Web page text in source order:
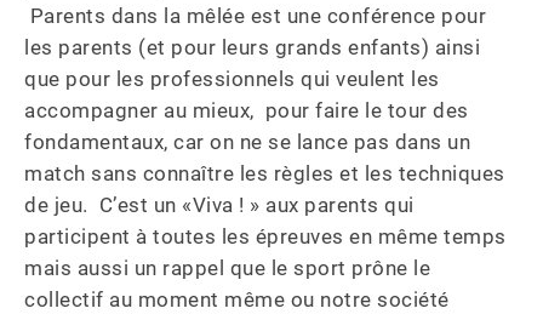
Parents dans la mêlée est une conférence pour
les parents (et pour leurs grands enfants) ainsi
que pour les professionnels qui veulent les
accompagner au mieux,  pour faire le tour des
fondamentaux, car on ne se lance pas dans un
match sans connaître les règles et les techniques
de jeu.  C’est un «Viva ! » aux parents qui
participent à toutes les épreuves en même temps
mais aussi un rappel que le sport prône le
collectif au moment même ou notre société